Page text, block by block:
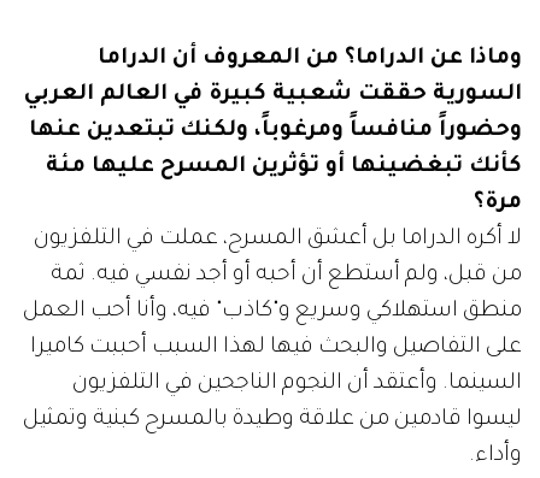
وماذا عن الدراما؟ من المعروف أن الدراما
السورية حققت شعبية كبيرة في العالم العربي
وحضوراً منافساً ومرغوباً، ولكنك تبتعدين عنها
كأنك تبغضينها أو تؤثرين المسرح عليها مئة
مرة؟
لا أكره الدراما بل أعشق المسرح، عملت في التلفزيون
من قبل، ولم أستطع أن أحبه أو أجد نفسي فيه. ثمة
منطق استهلاكي وسريع و"كاذب" فيه، وأنا أحب العمل
على التفاصيل والبحث فيها لهذا السبب أحببت كاميرا
السينما. وأعتقد أن النجوم الناجحين في التلفزيون
ليسوا قادمين من علاقة وطيدة بالمسرح كبنية وتمثيل
وأداء.